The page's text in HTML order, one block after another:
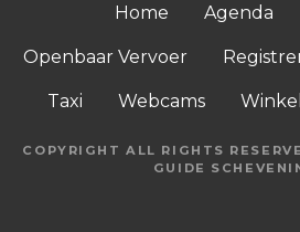
Home Agenda
Openbaar Vervoer
Taxi Webcams
COPYRIGHT ALL RIGHTS
GUIDE